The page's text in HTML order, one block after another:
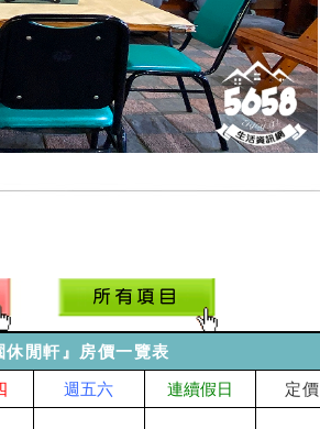
休閒軒』房價一覽表
週五六 連續假日
定價